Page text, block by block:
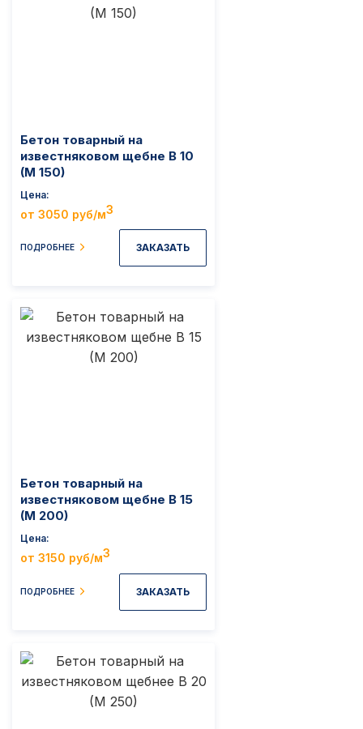
Бетон товарный на
известняковом щебне B 10
(M 150)
Цена
от 3050 руб/м3
ПОДРОБНЕЕ ЗАКАЗАТЬ
Бетон товарный на
известняковом щебне B 15
(M 200)
Цена
от 3150 руб/м3
ПОДРОБНЕЕ ЗАКАЗАТЬ